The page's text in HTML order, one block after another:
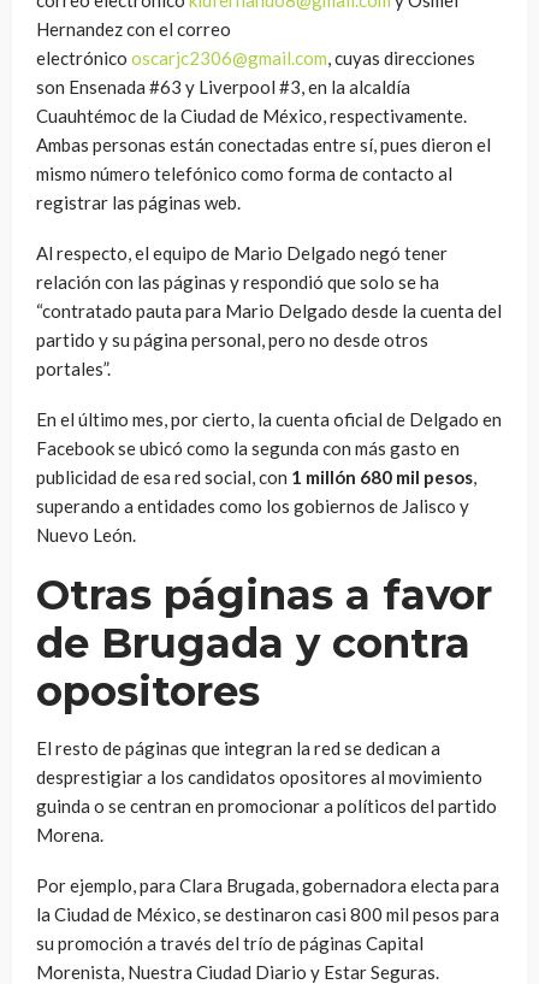
Hernandez con el correo
electrónico oscarjc2306@gmail.com, cuyas direcciones
son Ensenada #63 y Liverpool #3, en la alcaldía
Cuauhtémoc de la Ciudad de México, respectivamente.
Ambas personas están conectadas entre sí, pues dieron el
mismo número telefónico como forma de contacto al
registrar las páginas web.
Al respecto, el equipo de Mario Delgado negó tener
relación con las páginas y respondió que solo se ha
“contratado pauta para Mario Delgado desde la cuenta del
partido y su página personal, pero no desde otros
portales”.
En el último mes, por cierto, la cuenta oficial de Delgado en
Facebook se ubicó como la segunda con más gasto en
publicidad de esa red social, con 1 millón 680 mil pesos,
superando a entidades como los gobiernos de Jalisco y
Nuevo León.
Otras páginas a favor
de Brugada y contra
opositores
El resto de páginas que integran la red se dedican a
desprestigiar a los candidatos opositores al movimiento
guinda o se centran en promocionar a políticos del partido
Morena.
Por ejemplo, para Clara Brugada, gobernadora electa para
la Ciudad de México, se destinaron casi 800 mil pesos para
su promoción a través del trío de páginas Capital
Morenista, Nuestra Ciudad Diario y Estar Seguras.